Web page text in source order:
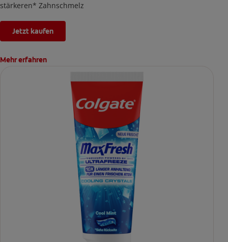
stärkeren* Zahnschmelz
Jetzt kaufen
Mehr erfahren